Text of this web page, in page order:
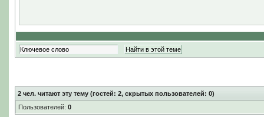
2чел. читают эту тему (гостей: 2, скрытых пользователей: 0)
Пользователей: 0